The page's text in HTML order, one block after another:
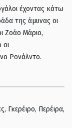
έχοντας κάτω
της άμυνας οι
Ζοάο Μάριο,
οι
Ρονάλντο.
Γκερέιρο, Περέιρα,